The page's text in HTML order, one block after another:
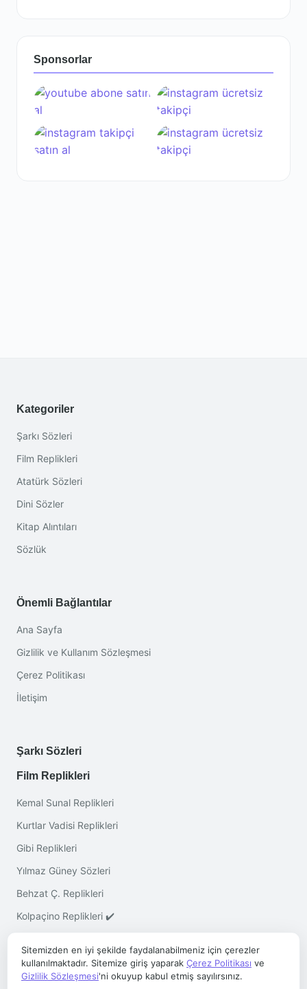
Sponsorlar
Kategoriler
Şarkı Sözleri
Film Replikleri
Atatürk Sözleri
Dini Sözler
Kitap Alıntıları
Sözlük
Önemli Bağlantılar
Ana Sayfa
Gizlilik ve Kullanım Sözleşmesi
Çerez Politikası
İletişim
Şarkı Sözleri
Film Replikleri
Kemal Sunal Replikleri
Kurtlar Vadisi Replikleri
Gibi Replikleri
Yılmaz Güney Sözleri
Behzat Ç. Replikleri
Kolpaçino Replikleri ✔️
Sitemizden en iyi şekilde faydalanabilmeniz için çerezler
kullanılmaktadır. Sitemize giriş yaparak Çerez Politikası ve
Gizlilik Sözleşmesi'ni okuyup kabul etmiş sayılırsınız.